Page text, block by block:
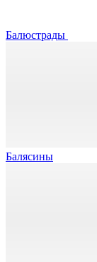
Балюстрады
Балясины